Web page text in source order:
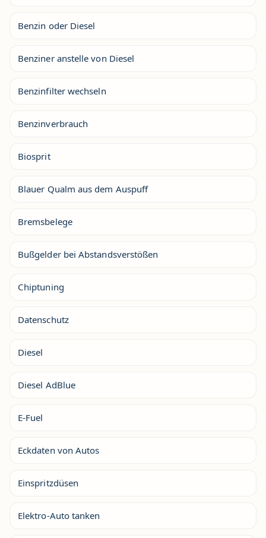
Benzin oder Diesel
Benziner anstelle von Diesel
Benzinfilter wechseln
Benzinverbrauch
Biosprit
Blauer Qualm aus dem Auspuff
Bremsbelege
Bußgelder bei Abstandsverstößen
Chiptuning
Datenschutz
Diesel
Diesel AdBlue
E-Fuel
Eckdaten von Autos
Einspritzdüsen
Elektro-Auto tanken